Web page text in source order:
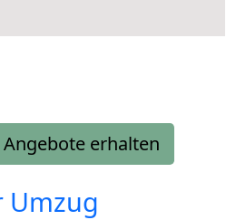
erhalten
Umzug